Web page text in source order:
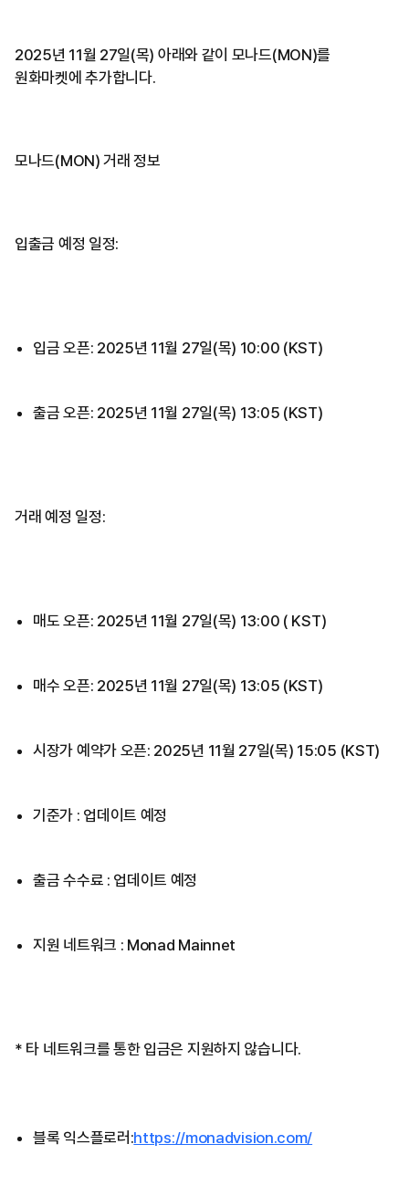
2025년 11월 27일(목) 아래와 같이 모나드(MON)를
원화마켓에 추가합니다.
모나드(MON) 거래 정보
입출금 예정 일정:
입금 오픈: 2025년 11월 27일(목) 10:00 (KST)
출금 오픈: 2025년 11월 27일(목) 13:05 (KST)
거래 예정 일정:
매도 오픈: 2025년 11월 27일(목) 13:00 ( KST)
매수 오픈: 2025년 11월 27일(목) 13:05 (KST)
시장가 예약가 오픈: 2025년 11월 27일(목) 15:05 (KST)
기준가 : 업데이트 예정
출금 수수료 : 업데이트 예정
지원 네트워크 : Monad Mainnet
* 타 네트워크를 통한 입금은 지원하지 않습니다.
블록 익스플로러:https://monadvision.com/